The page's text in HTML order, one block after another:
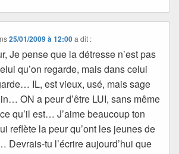
25/01/2009 à 12:00 a dit :
Je pense que la détresse n’est pas
qu’on regarde, mais dans celui
IL, est vieux, usé, mais sage
ON a peur d’être LUI, sans même
qu’il est… J’aime beaucoup ton
reflète la peur qu’ont les jeunes de
Devrais-tu l’écrire aujourd’hui que